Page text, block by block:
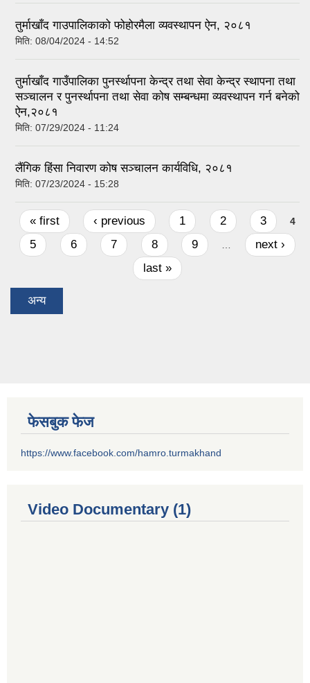
तुर्माखाँद गाउपालिकाको फोहोरमैला व्यवस्थापन ऐन, २०८१
मिति: 08/04/2024 - 14:52
तुर्माखाँद गाउँपालिका पुनर्स्थापना केन्द्र तथा सेवा केन्द्र स्थापना तथा
सञ्चालन र पुनर्स्थापना तथा सेवा कोष सम्बन्धमा व्यवस्थापन गर्न बनेको
ऐन,२०८१
मिति: 07/29/2024 - 11:24
लैंगिक हिंसा निवारण कोष सञ्चालन कार्यविधि, २०८१
मिति: 07/23/2024 - 15:28
Pages
« first ‹ previous 1 2 3 4
5 6 7 8 9 …
next ›
last »
अन्य
फेसबुक फेज
https://www.facebook.com/hamro.turmakhand
Video Documentary (1)